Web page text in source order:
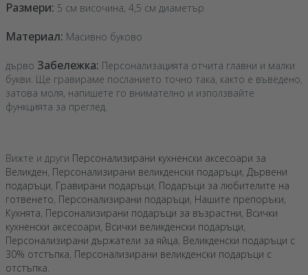
Размери: 5 см височина, 4,5 см диаметър
Материал: Масивно буково
дърво Забележка: Персонализацията отчита главни и малки
букви. Ще гравираме посланието точно така, както е въведено,
затова моля, напишете го внимателно и използвайте
функцията за преглед.
Вижте и други Персонализирани кухненски аксесоари за
Великден, Персонализирани великденски подаръци, Дървени
подаръци, Гравирани подаръци, Подаръци за любителите на
готвенето, Персонализирани подаръци, Нашите препоръки,
Кухнята, Персонализирани подаръци за възрастни, Всички
кухненски аксесоари, Всички великденски подаръци,
Персонализирани държатели за яйца, Великденски подаръци с
30% отстъпка, Персонализирани великденски подаръци с
отстъпка